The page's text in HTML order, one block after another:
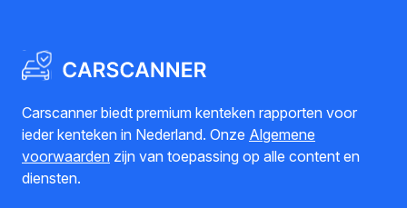
Carscanner biedt premium kenteken rapporten voor
ieder kenteken in Nederland. Onze Algemene
voorwaarden zijn van toepassing op alle content en
diensten.